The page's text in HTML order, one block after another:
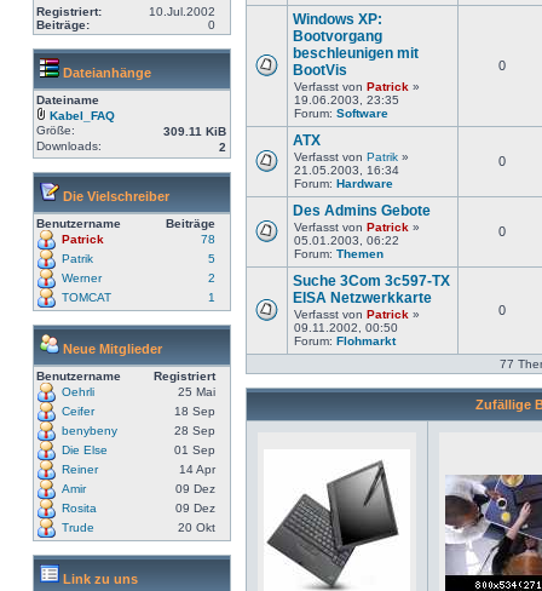
Registriert:
10.Jul.2002
Beiträge:
0
Dateianhänge
Dateiname
Kabel_FAQ
Größe:
309.11 KiB
Downloads:
2
Die Vielschreiber
Benutzername
Beiträge
Patrick
78
Patrik
5
Werner
2
TOMCAT
1
Neue Mitglieder
Benutzername
Registriert
Oehrli
25 Mai
Ceifer
18 Sep
benybeny
28 Sep
Die Else
01 Sep
Reiner
14 Apr
Amir
09 Dez
Rosita
09 Dez
Trude
20 Okt
Link zu uns
Windows XP:
Bootvorgang
beschleunigen mit
BootVis
Verfasst von Patrick »
19.06.2003, 23:35
Forum: Software
0
ATX
Verfasst von Patrik »
21.05.2003, 16:34
Forum: Hardware
0
Des Admins Gebote
Verfasst von Patrick »
05.01.2003, 06:22
Forum: Themen
0
Suche 3Com 3c597-TX
EISA Netzwerkkarte
Verfasst von Patrick »
09.11.2002, 00:50
Forum: Flohmarkt
0
77
Zufällige